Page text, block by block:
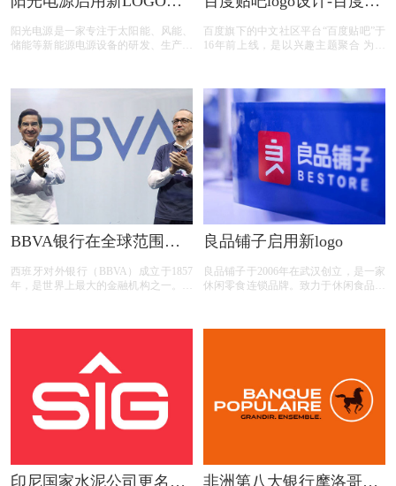
阳光电源是一家专注于太阳能、风能、
储能等新能源电源设备的研发、生产、
储能系统、新能源汽车驱动系
设计的贴吧图标
百度旗下的中文社区平台“百度贴吧”于
16年前上线，是以兴趣主题聚合 为特
吧累计注册用户已有15亿，已创建2300
余 万个兴趣吧。但近年来百度贴吧的
活跃用户出现流失现象。
BBVA银行在全球范围内
西班牙对外银行（BBVA）成立于1857
年，是世界上最大的金融机构之一。也
数十家本地银行和金融集团，业务遍及
良品铺子启用新logo
良品铺子于2006年在武汉创立，是一家
休闲零食连锁品牌。致力于休闲食品的
有超过2200家门店，线下门店业务
印尼国家水泥公司更名
非洲第八大银行摩洛哥人